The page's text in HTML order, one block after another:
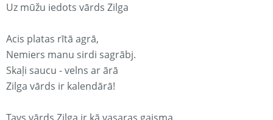
Uz mūžu iedots vārds Zilga
Acis platas rītā agrā,
Nemiers manu sirdi sagrābj.
Skaļi saucu - velns ar ārā
Zilga vārds ir kalendārā!